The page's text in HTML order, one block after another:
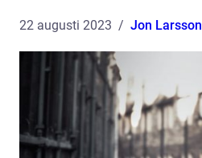
22 augusti 2023 Jon Larsson